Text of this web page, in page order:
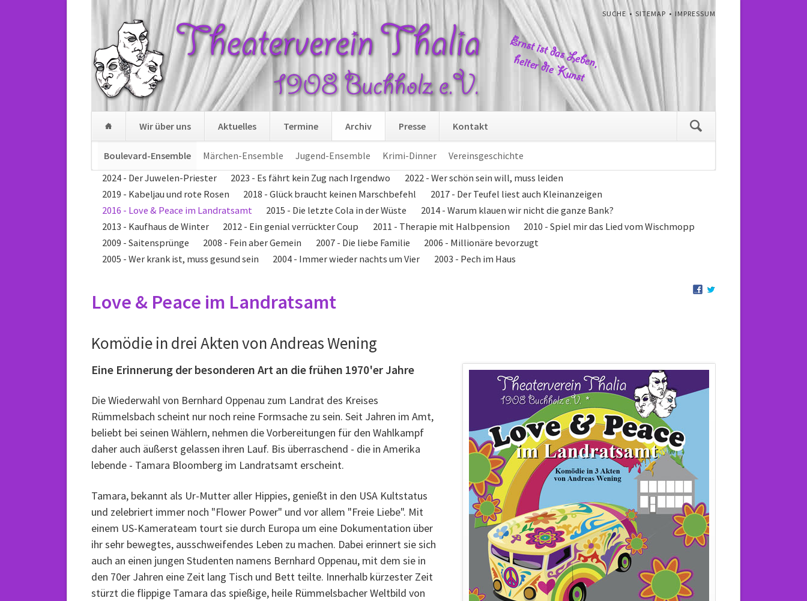
NAVIGATION
ÜBERSPRINGEN
SUCHE SITEMAP IMPRESSUM
überspringen
Wir über uns Aktuelles Termine Archiv Presse Kontakt
überspringen
Boulevard-Ensemble Märchen-Ensemble Jugend-Ensemble Krimi-Dinner Vereinsgeschichte
Navigation
überspringen
2024 - Der Juwelen-Priester 2023 - Es fährt kein Zug nach Irgendwo
2022 - Wer schön sein will, muss leiden
2019 - Kabeljau und rote Rosen
2018 - Glück braucht keinen Marschbefehl
2017 - Der Teufel liest auch Kleinanzeigen
2016 - Love & Peace im Landratsamt
2015 - Die letzte Cola in der Wüste
2014 - Warum klauen wir nicht die ganze Bank?
2013 - Kaufhaus de Winter
2012 - Ein genial verrückter Coup 2011 - Therapie mit Halbpension
2010 - Spiel mir das Lied vom Wischmopp
2009 - Saitensprünge
2008 - Fein aber Gemein 2007 - Die liebe Familie
2006 - Millionäre bevorzugt
2005 - Wer krank ist, muss gesund sein
2004 - Immer wieder nachts um Vier 2003 - Pech im Haus
Love & Peace im Landratsamt
Komödie in drei Akten von Andreas Wening
Eine Erinnerung der besonderen Art an die frühen 1970'er Jahre
Die Wiederwahl von Bernhard Oppenau zum Landrat des Kreises
Rümmelsbach scheint nur noch reine Formsache zu sein. Seit Jahren im Amt,
beliebt bei seinen Wählern, nehmen die Vorbereitungen für den Wahlkampf
daher auch äußerst gelassen ihren Lauf. Bis überraschend - die in Amerika
lebende - Tamara Bloomberg im Landratsamt erscheint.
Tamara, bekannt als Ur-Mutter aller Hippies, genießt in den USA Kultstatus
und zelebriert immer noch "Flower Power" und vor allem "Freie Liebe". Mit
einem US-Kamerateam tourt sie durch Europa um eine Dokumentation über
ihr sehr bewegtes, ausschweifendes Leben zu machen. Dabei erinnert sie sich
auch an einen jungen Studenten namens Bernhard Oppenau, mit dem sie in
den 70er Jahren eine Zeit lang Tisch und Bett teilte. Innerhalb kürzester Zeit
stürzt die flippige Tamara das spießige, heile Rümmelsbacher Weltbild von